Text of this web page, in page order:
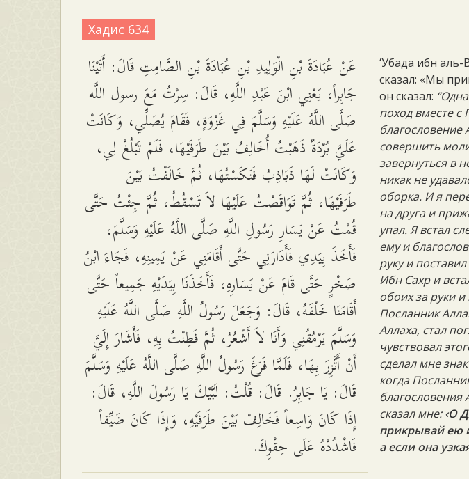
Хадис 634
عَنْ عُبَادَةَ بْنِ الْوَلِيدِ بْنِ عُبَادَةَ بْنِ الصَّامِتِ قَالَ: أَتَيْنَا
جَابِراً، يَعْنِي ابْنَ عَبْدِ اللَّهِ، قَالَ: سِرْتُ مَعَ رسول اللَّه
صَلَّى اللَّهُ عَلَيْهِ وَسَلَّمَ فِي غَزْوَةٍ، فَقَامَ يُصَلِّي، وَكَانَتْ
عَلَيَّ بُرْدَةٌ ذَهَبْتُ أُخَالِفُ بَيْنَ طَرَفَيْهَا، فَلَمْ تَبْلُغْ لِي،
وَكَانَتْ لَهَا ذَبَاذِبُ فَنَكَسْتُهَا، ثُمَّ خَالَفْتُ بَيْنَ
طَرَفَيْهَا، ثُمَّ تَوَاقَصْتُ عَلَيْهَا لاَ تَسْقُطُ، ثُمَّ جِئْتُ حَتَّى
قُمْتُ عَنْ يَسَارِ رَسُولِ اللَّهِ صَلَّى اللَّهُ عَلَيْهِ وَسَلَّمَ،
فَأَخَذَ بِيَدِي فَأَدَارَنِي حَتَّى أَقَامَنِي عَنْ يَمِينِهِ، فَجَاءَ ابْنُ
صَخْرٍ حَتَّى قَامَ عَنْ يَسَارِهِ، فَأَخَذَنَا بِيَدَيْهِ جَمِيعاً حَتَّى
أَقَامَنَا خَلْفَهُ، قَالَ: وَجَعَلَ رَسُولُ اللَّهِ صَلَّى اللَّهُ عَلَيْهِ
وَسَلَّمَ يَرْمُقُنِي وَأَنَا لاَ أَشْعُرُ، ثُمَّ فَطِنْتُ بِهِ، فَأَشَارَ إِلَيَّ
أَنْ أَتَّزِرَ بِهَا، فَلَمَّا فَرَغَ رَسُولُ اللَّهِ صَلَّى اللَّهُ عَلَيْهِ وَسَلَّمَ
قَالَ: يَا جَابِرُ. قَالَ: قُلْتُ: لَبَّيْكَ يَا رَسُولَ اللَّهِ، قَالَ:
إِذَا كَانَ وَاسِعاً فَخَالِفْ بَيْنَ طَرَفَيْهِ، وَإِذَا كَانَ ضَيِّقاً
فَاشْدُدْهُ عَلَى حِقْوِكَ.
‘Убада ибн
сказал: «Мы
он сказал:
поход вместе
благословение
совершить
завернуться в
никак не
оборка. И я
на друга и
упал. Я встал
ему и
руку и
Ибн Сахр и
обоих за руки
Посланник
Аллаха, стал
чувствовал
сделал мне
когда
благословения
сказал мне:‹О
прикрывай ею
а если она